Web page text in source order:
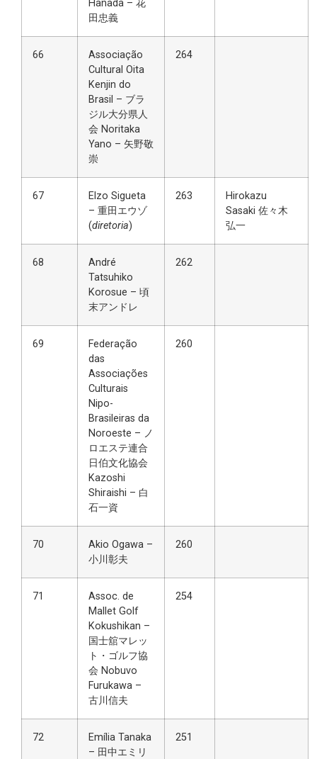
Hanada – 花
田忠義
66
Associação
Cultural Oita
Kenjin do
Brasil – ブラ
ジル大分県人
会 Noritaka
Yano – 矢野敬
崇
264
67
Elzo Sigueta
– 重田エウゾ
(diretoria)
263
Hirokazu
Sasaki 佐々木
弘一
68
André
Tatsuhiko
Korosue – 頃
末アンドレ
262
69
Federação
das
Associações
Culturais
Nipo-
Brasileiras da
Noroeste – ノ
ロエステ連合
日伯文化協会
Kazoshi
Shiraishi – 白
石一資
260
70
Akio Ogawa –
小川彰夫
260
71
Assoc. de
Mallet Golf
Kokushikan –
国士舘マレッ
ト・ゴルフ協
会 Nobuvo
Furukawa –
古川信夫
254
72
Emília Tanaka
– 田中エミリ
251